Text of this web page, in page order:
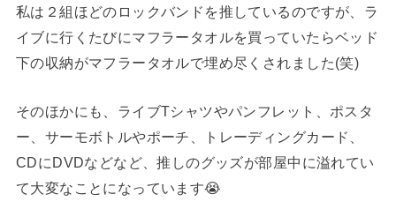
私は２組ほどのロックバンドを推しているのですが、ラ
イブに行くたびにマフラータオルを買っていたらベッド
下の収納がマフラータオルで埋め尽くされました(笑)
そのほかにも、ライブTシャツやパンフレット、ポスタ
ー、サーモボトルやポーチ、トレーディングカード、
CDにDVDなどなど、推しのグッズが部屋中に溢れてい
て大変なことになっています😭